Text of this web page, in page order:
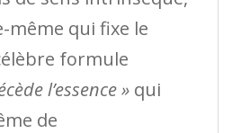
même qui fixe le
formule
l’essence » qui
de